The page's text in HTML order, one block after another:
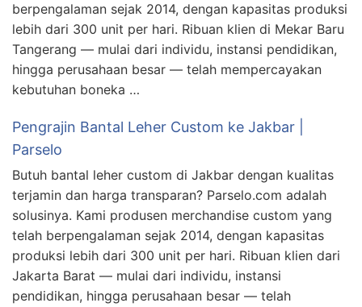
berpengalaman sejak 2014, dengan kapasitas produksi
lebih dari 300 unit per hari. Ribuan klien di Mekar Baru
Tangerang — mulai dari individu, instansi pendidikan,
hingga perusahaan besar — telah mempercayakan
kebutuhan boneka …
Pengrajin Bantal Leher Custom ke Jakbar |
Parselo
Butuh bantal leher custom di Jakbar dengan kualitas
terjamin dan harga transparan? Parselo.com adalah
solusinya. Kami produsen merchandise custom yang
telah berpengalaman sejak 2014, dengan kapasitas
produksi lebih dari 300 unit per hari. Ribuan klien dari
Jakarta Barat — mulai dari individu, instansi
pendidikan, hingga perusahaan besar — telah